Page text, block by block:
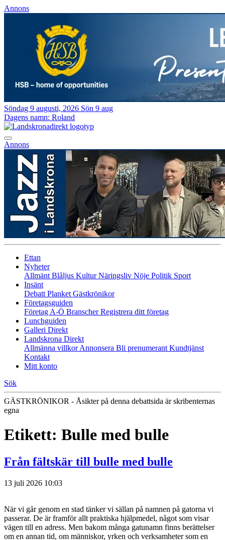
Annons
Söndag 9 augusti, 2026 Sön 9 aug
Dagens namn: Roland
Annons
Ettan
Nyheter
Allmänt Blåljus KulturNäringsliv Nöje Politik Sport
Insänt
Debatt Planket Gästkrönikor
Företagsguiden
Företag A-Ö BranscherRegistrera ditt företag
Lunchguiden
Galleri Direkt
Landskrona Direkt
Allmänna villkorAnnonsera Bli prenumerant Kundtjänst
Kontakt
Mitt konto
Sök
GÄSTKRÖNIKOR - Åsikter på denna debattsida är skribenternas
egna
Etikett: Bulle med bulle
Från fältskär till bulle med bulle
13 juli 2026 10:03
När vi går genom en stad tänker vi sällan på namnen på gatorna vi
passerar. De är framför allt praktiska hjälpmedel, något som visar
vägen till en adress. Men bakom många gatunamn finns berättelser
om en annan tid, om människor, yrken och verksamheter som en